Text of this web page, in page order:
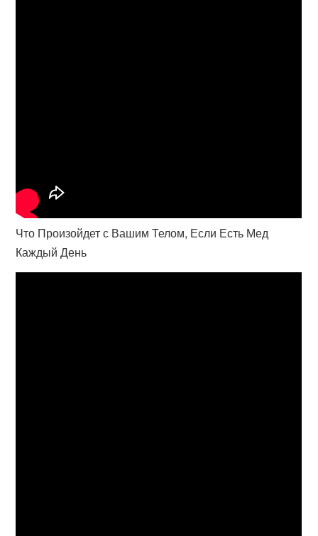
Что Произойдет с Вашим Телом, Если Есть Мед
Каждый День